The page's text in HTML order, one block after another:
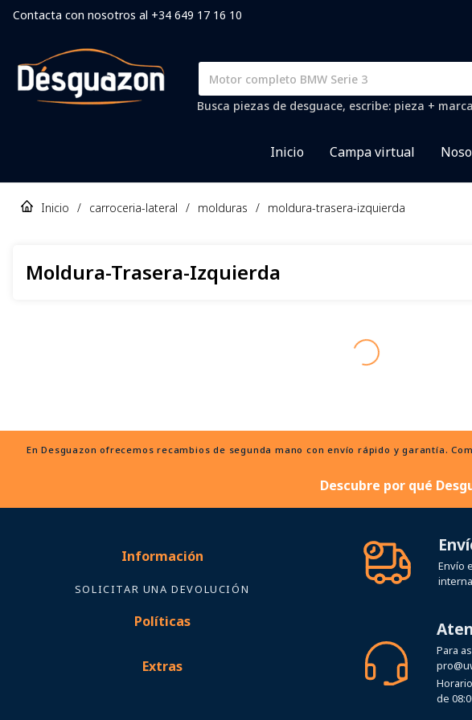
Contacta con nosotros al +34 649 17 16 10
Busca piezas de desguace, escribe: pieza +
Inicio Campa virtual
Inicio / carroceria-lateral / molduras / moldura-trasera-izquierda
Moldura-Trasera-Izquierda
En Desguazon ofrecemos recambios de segunda mano con envío rápido y garantía.
Descubre por qué
Información
SOLICITAR UNA DEVOLUCIÓN
Políticas
Extras
Envío
Para
de